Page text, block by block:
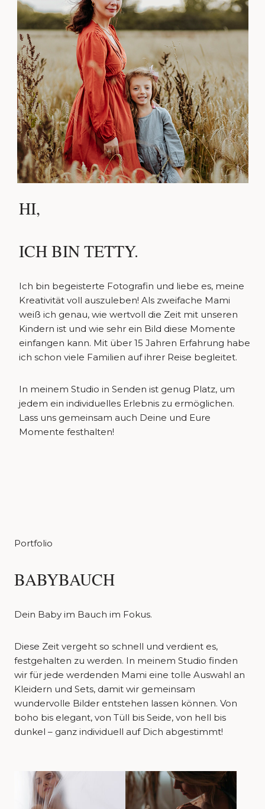
HI,
ICH BIN TETTY.
Ich bin begeisterte Fotografin und liebe es, meine
Kreativität voll auszuleben! Als zweifache Mami
weiß ich genau, wie wertvoll die Zeit mit unseren
Kindern ist und wie sehr ein Bild diese Momente
einfangen kann. Mit über 15 Jahren Erfahrung habe
ich schon viele Familien auf ihrer Reise begleitet.
In meinem Studio in Senden ist genug Platz, um
jedem ein individuelles Erlebnis zu ermöglichen.
Lass uns gemeinsam auch Deine und Eure
Momente festhalten!
Portfolio
BABYBAUCH
Dein Baby im Bauch im Fokus.
Diese Zeit vergeht so schnell und verdient es,
festgehalten zu werden. In meinem Studio finden
wir für jede werdenden Mami eine tolle Auswahl an
Kleidern und Sets, damit wir gemeinsam
wundervolle Bilder entstehen lassen können. Von
boho bis elegant, von Tüll bis Seide, von hell bis
dunkel – ganz individuell auf Dich abgestimmt!